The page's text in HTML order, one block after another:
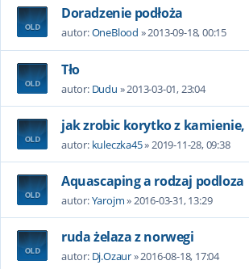
Doradzenie podłoża
autor:OneBlood » 2013-09-18, 00:15
Tło
autor: Dudu » 2013-03-01, 23:04
jak zrobic korytko z kamienie,
autor: kuleczka45» 2019-11-28, 09:38
Aquascaping a rodzaj podloza
autor:Yarojm» 2016-03-31, 13:29
ruda żelaza z norwegi
autor: Dj.Ozaur» 2016-08-18, 17:04